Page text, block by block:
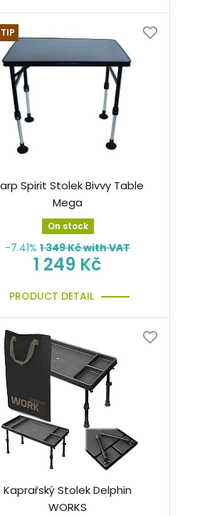
Spirit Stolek Bivvy Table
Mega
On stock
-7.41% 1 349Kč with VAT
1 249 Kč
PRODUCT DETAIL
Kaprařský Stolek Delphin
WORKS